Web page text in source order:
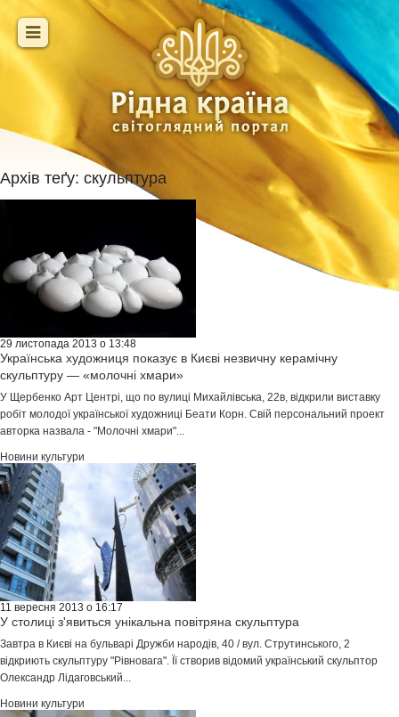
Архів теґу: скульптура
29 листопада 2013 о 13:48
Українська художниця показує в Києві незвичну керамічну
скульптуру — «молочні хмари»
У Щербенко Арт Центрі, що по вулиці Михайлівська, 22в, відкрили виставку
робіт молодої української художниці Беати Корн. Свій персональний проект
авторка назвала - "Молочні хмари"...
Новини культури
11 вересня 2013 о 16:17
У столиці з'явиться унікальна повітряна скульптура
Завтра в Києві на бульварі Дружби народів, 40 / вул. Струтинського, 2
відкриють скульптуру "Рівновага". Її створив відомий український скульптор
Олександр Лідаговський...
Новини культури